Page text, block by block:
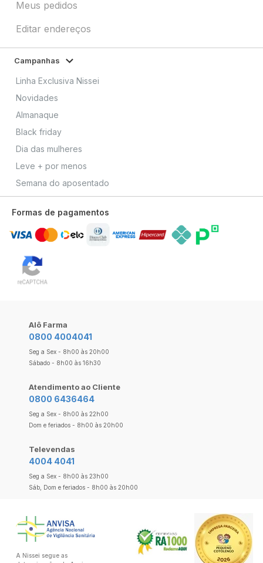
Meus pedidos
Editar endereços
Campanhas
Linha Exclusiva Nissei
Novidades
Almanaque
Black friday
Dia das mulheres
Leve + por menos
Semana do aposentado
Formas de pagamentos
Alô Farma
0800 4004041
Seg a Sex - 8h00 às 20h00
Sábado - 8h00 às 16h30
Atendimento ao Cliente
0800 6436464
Seg a Sex - 8h00 às 22h00
Dom e feriados - 8h00 às 20h00
Televendas
4004 4041
Seg a Sex - 8h00 às 23h00
Sáb, Dom e feriados - 8h00 às 20h00
A Nissei segue as